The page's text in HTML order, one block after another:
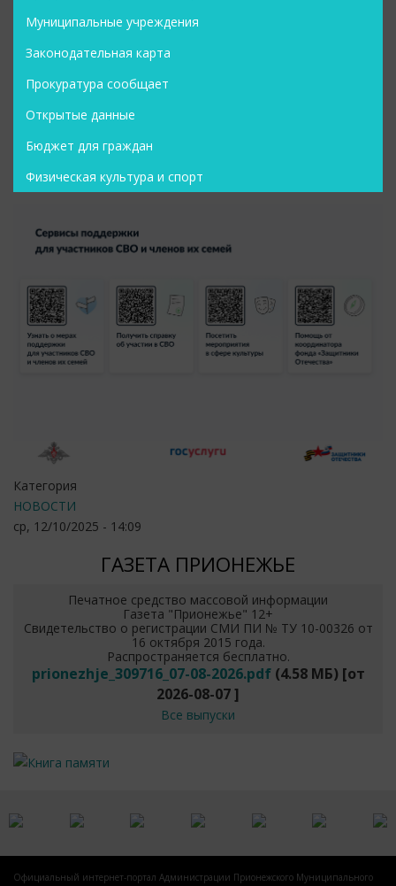
Муниципальные учреждения
Законодательная карта
Прокуратура сообщает
Открытые данные
Бюджет для граждан
Физическая культура и спорт
Категория
НОВОСТИ
ср, 12/10/2025 - 14:09
ГАЗЕТА ПРИОНЕЖЬЕ
Печатное средство массовой информации
Газета "Прионежье" 12+
Свидетельство о регистрации СМИ ПИ № ТУ 10-00326 от
16 октября 2015 года.
Распространяется бесплатно.
prionezhje_309716_07-08-2026.pdf (4.58 МБ)[от
2026-08-07]
Все выпуски
Официальный интернет-портал Администрации Прионежского Муниципального